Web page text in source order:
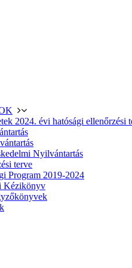
2024. évi hatósági ellenőrzési
Nyilvántartás
terve
Program 2019-2024
Kézikönyv